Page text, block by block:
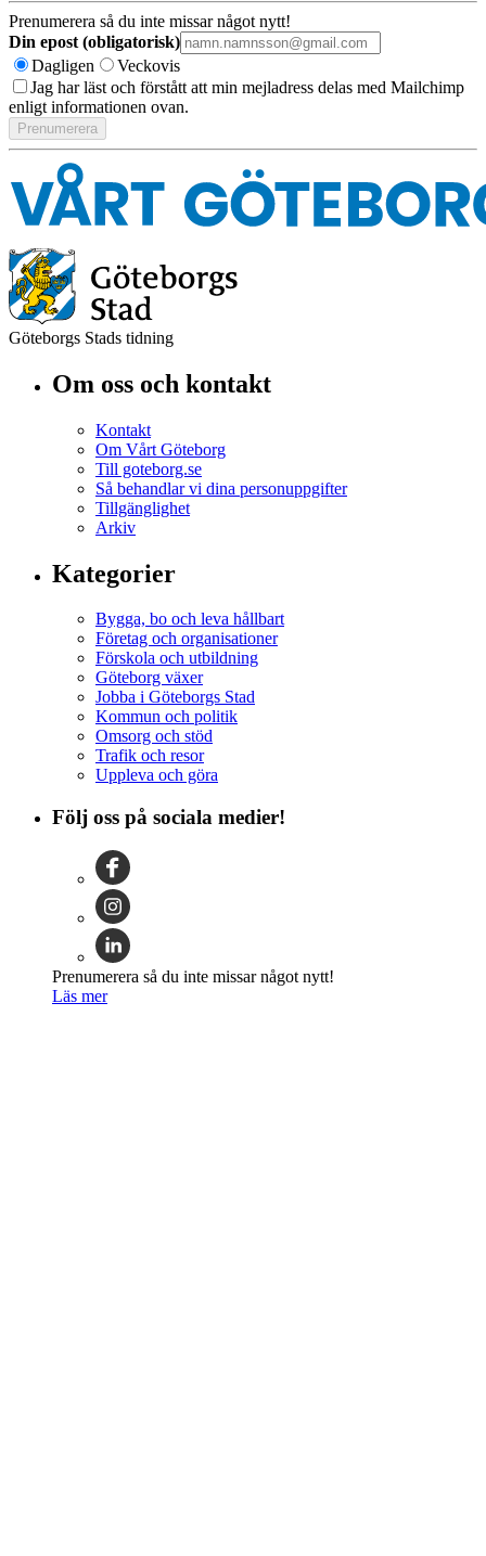
Prenumerera så du inte missar något nytt!
Din epost (obligatorisk)
Dagligen
Veckovis
Jag har läst och förstått att min mejladress delas med Mailchimp
enligt informationen ovan.
Göteborgs Stads tidning
Om oss och kontakt
Kontakt
Om Vårt Göteborg
Till goteborg.se
Så behandlar vi dina personuppgifter
Tillgänglighet
Arkiv
Kategorier
Bygga, bo och leva hållbart
Företag och organisationer
Förskola och utbildning
Göteborg växer
Jobba i Göteborgs Stad
Kommun och politik
Omsorg och stöd
Trafik och resor
Uppleva och göra
Följ oss på sociala medier!
Prenumerera så du inte missar något nytt!
Läs mer